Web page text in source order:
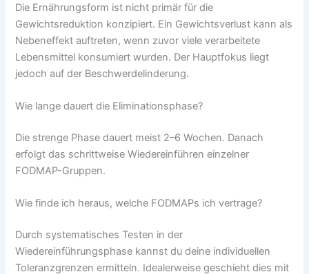
Die Ernährungsform ist nicht primär für die
Gewichtsreduktion konzipiert. Ein Gewichtsverlust kann als
Nebeneffekt auftreten, wenn zuvor viele verarbeitete
Lebensmittel konsumiert wurden. Der Hauptfokus liegt
jedoch auf der Beschwerdelinderung.
Wie lange dauert die Eliminationsphase?
Die strenge Phase dauert meist 2–6 Wochen. Danach
erfolgt das schrittweise Wiedereinführen einzelner
FODMAP-Gruppen.
Wie finde ich heraus, welche FODMAPs ich vertrage?
Durch systematisches Testen in der
Wiedereinführungsphase kannst du deine individuellen
Toleranzgrenzen ermitteln. Idealerweise geschieht dies mit